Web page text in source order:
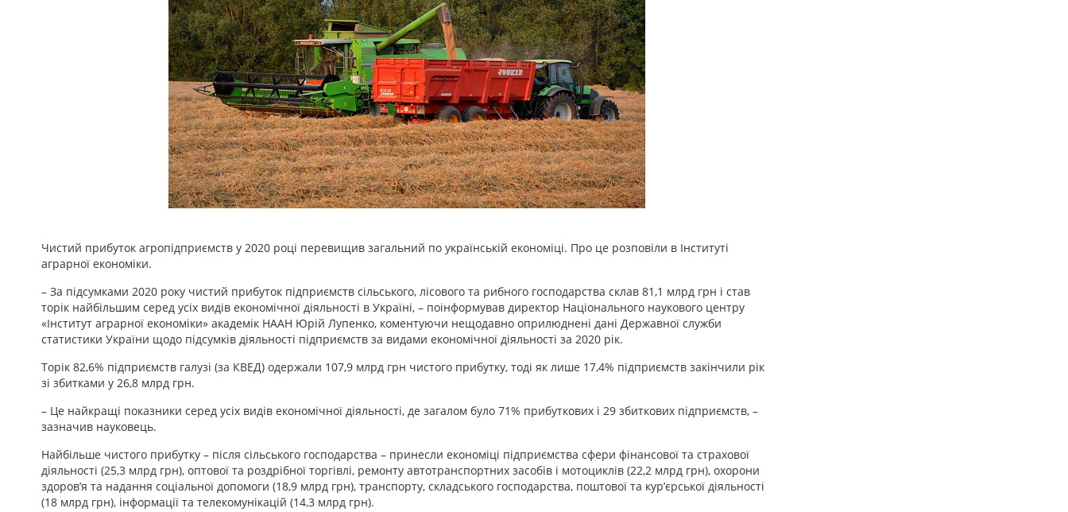
Чистий прибуток агропідприємств у 2020 році перевищив загальний по українській економіці. Про це розповіли в Інституті
аграрної економіки.
– За підсумками 2020 року чистий прибуток підприємств сільського, лісового та рибного господарства склав 81,1 млрд грн і став
торік найбільшим серед усіх видів економічної діяльності в Україні, – поінформував директор Національного наукового центру
«Інститут аграрної економіки» академік НААН Юрій Лупенко, коментуючи нещодавно оприлюднені дані Державної служби
статистики України щодо підсумків діяльності підприємств за видами економічної діяльності за 2020 рік.
Торік 82,6% підприємств галузі (за КВЕД) одержали 107,9 млрд грн чистого прибутку, тоді як лише 17,4% підприємств закінчили рік
зі збитками у 26,8 млрд грн.
– Це найкращі показники серед усіх видів економічної діяльності, де загалом було 71% прибуткових і 29 збиткових підприємств, –
зазначив науковець.
Найбільше чистого прибутку – після сільського господарства – принесли економіці підприємства сфери фінансової та страхової
діяльності (25,3 млрд грн), оптової та роздрібної торгівлі, ремонту автотранспортних засобів і мотоциклів (22,2 млрд грн), охорони
здоров’я та надання соціальної допомоги (18,9 млрд грн), транспорту, складського господарства, поштової та кур’єрської діяльності
(18 млрд грн), інформації та телекомунікацій (14,3 млрд грн).